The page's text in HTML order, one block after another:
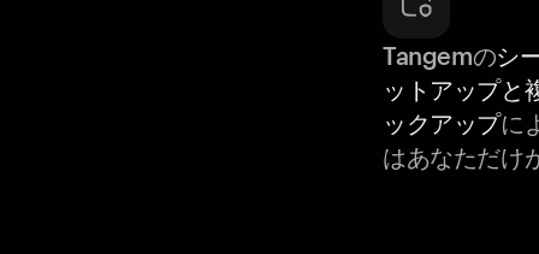
Tangemのシ
ットアップと
ックアップに
はあなただけ